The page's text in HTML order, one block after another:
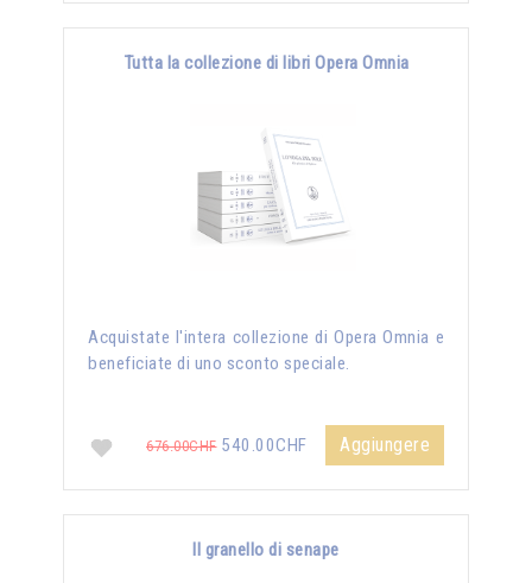
Tutta la collezione di libri Opera Omnia
Acquistate l'intera collezione di Opera Omnia e
beneficiate di uno sconto speciale.
676.00CHF540.00CHF Aggiungere
Il granello di senape